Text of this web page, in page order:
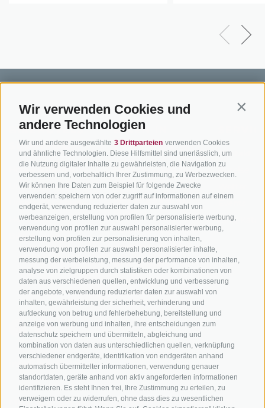
Wir verwenden Cookies und
andere Technologien
Wir und andere ausgewählte 3 Drittparteien verwenden Cookies
und ähnliche Technologien. Diese Hilfsmittel sind unerlässlich, um
die Nutzung digitaler Inhalte zu gewährleisten, die Navigation zu
verbessern und, vorbehaltlich Ihrer Zustimmung, zu Werbezwecken.
Wir können Ihre Daten zum Beispiel für folgende Zwecke
verwenden: speichern von oder zugriff auf informationen auf einem
endgerät, verwendung reduzierter daten zur auswahl von
werbeanzeigen, erstellung von profilen für personalisierte werbung,
verwendung von profilen zur auswahl personalisierter werbung,
erstellung von profilen zur personalisierung von inhalten,
verwendung von profilen zur auswahl personalisierter inhalte,
messung der werbeleistung, messung der performance von inhalten,
analyse von zielgruppen durch statistiken oder kombinationen von
daten aus verschiedenen quellen, entwicklung und verbesserung
der angebote, verwendung reduzierter daten zur auswahl von
inhalten, gewährleistung der sicherheit, verhinderung und
aufdeckung von betrug und fehlerbehebung, bereitstellung und
anzeige von werbung und inhalten, ihre entscheidungen zum
datenschutz speichern und übermitteln, abgleichung und
kombination von daten aus unterschiedlichen quellen, verknüpfung
verschiedener endgeräte, identifikation von endgeräten anhand
automatisch übermittelter informationen, verwendung genauer
standortdaten, geräte anhand von aktiv angeforderten informationen
identifizieren. Es steht Ihnen frei, Ihre Zustimmung zu erteilen, zu
verweigern oder zu widerrufen, ohne dass dies zu wesentlichen
BIKEHOTELS
SÜDTIROL
Hotels & Pakete
Urlaubspakete
Unsere Gutscheine
Hot Deals
Bike & Work
BIKEN IN
SÜDTIROL
Mountainbiken in
Südtirol
Rennradfahren in
Südtirol
Radwege in Südtirol
Bikeshops & Verleihe
Bike-Schulen
Tourenzentrale
Kontakt
Anreise
Zum
info@bikehotels.it
MELDE DICH ZU UNSEREM NEWSLETTER AN!